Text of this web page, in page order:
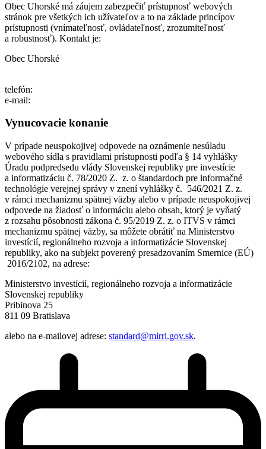
Obec Uhorské má záujem zabezpečiť prístupnosť webových
stránok pre všetkých ich užívateľov a to na základe princípov
prístupnosti (vnímateľnosť, ovládateľnosť, zrozumiteľnosť
a robustnosť). Kontakt je:
Obec Uhorské
telefón:
e-mail:
Vynucovacie konanie
V prípade neuspokojivej odpovede na oznámenie nesúladu
webového sídla s pravidlami prístupnosti podľa § 14 vyhlášky
Úradu podpredsedu vlády Slovenskej republiky pre investície
a informatizáciu č. 78/2020 Z. z. o štandardoch pre informačné
technológie verejnej správy v znení vyhlášky č. 546/2021 Z. z.
v rámci mechanizmu spätnej väzby alebo v prípade neuspokojivej
odpovede na žiadosť o informáciu alebo obsah, ktorý je vyňatý
z rozsahu pôsobnosti zákona č. 95/2019 Z. z. o ITVS v rámci
mechanizmu spätnej väzby, sa môžete obrátiť na Ministerstvo
investícií, regionálneho rozvoja a informatizácie Slovenskej
republiky, ako na subjekt poverený presadzovaním Smernice (EÚ)
2016/2102, na adrese:
Ministerstvo investícií, regionálneho rozvoja a informatizácie
Slovenskej republiky
Pribinova 25
811 09 Bratislava
alebo na e-mailovej adrese: standard@mirri.gov.sk.